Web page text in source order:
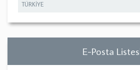
TÜRKİYE
E-Posta